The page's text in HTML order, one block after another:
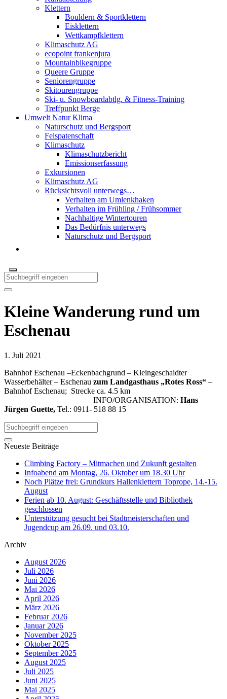
Klettern
Bouldern & Sportklettern
Eisklettern
Wettkampfklettern
Klimaschutz AG
ecopoint frankenjura
Mountainbikegruppe
Queere Gruppe
Seniorengruppe
Skitourengruppe
Ski- u. Snowboardabtlg. & Fitness-Training
Treffpunkt Berge
Umwelt Natur Klima
Naturschutz und Bergsport
Felspatenschaft
Klimaschutz
Klimaschutzbericht
Emissionserfassung
Exkursionen
Klimaschutz AG
Rücksichtsvoll unterwegs…
Verhalten am Umlenkhaken
Verhalten im Frühling / Frühsommer
Nachhaltige Wintertouren
Das Bedürfnis unterwegs
Naturschutz und Bergsport
Kleine Wanderung rund um
Eschenau
1. Juli 2021
Bahnhof Eschenau –Eckenbachgrund – Kleingeschaidter
Wasserbehälter – Eschenau zum Landgasthaus „Rotes Ross“ –
Bahnhof Eschenau; Strecke ca. 4.5 km
INFO/ORGANISATION: Hans
Jürgen Guette, Tel.: 0911- 518 88 15
Neueste Beiträge
Climbing Factory – Mitmachen und Zukunft gestalten
Infoabend am Montag, 26. Oktober um 18.30 Uhr
Noch Plätze frei: Grundkurs Hallenklettern Toprope, 14.-15.
August
Ferien ab 10. August: Geschäftsstelle und Bibliothek
geschlossen
Unterstützung gesucht bei Stadtmeisterschaften und
Jugendcup am 26.09. und 03.10.
Archiv
August 2026
Juli 2026
Juni 2026
Mai 2026
April 2026
März 2026
Februar 2026
Januar 2026
November 2025
Oktober 2025
September 2025
August 2025
Juli 2025
Juni 2025
Mai 2025